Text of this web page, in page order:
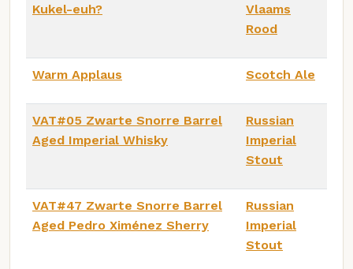
Kukel-euh?
Vlaams
Rood
Warm Applaus Scotch Ale
VAT#05 Zwarte Snorre Barrel
Aged Imperial Whisky
Russian
Imperial
Stout
VAT#47 Zwarte Snorre Barrel
Aged Pedro Ximénez Sherry
Russian
Imperial
Stout